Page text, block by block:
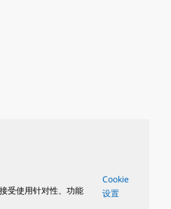
受使用针对性、功能
Cookie
设置